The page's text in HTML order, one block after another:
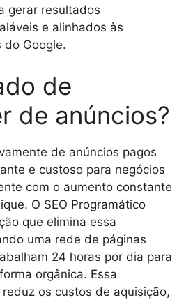
gerar resultados
e alinhados às
do Google.
de
de anúncios?
de anúncios pagos
e custoso para negócios
com o aumento constante
O SEO Programático
que elimina essa
uma rede de páginas
24 horas por dia para
orgânica. Essa
os custos de aquisição,